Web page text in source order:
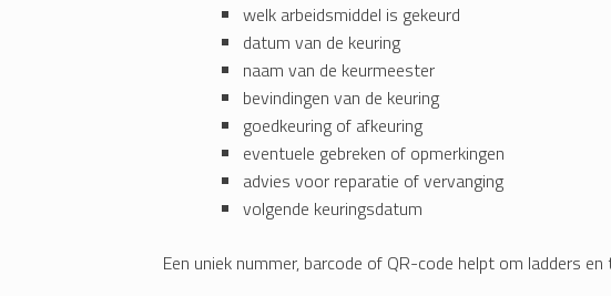
welk arbeidsmiddel is gekeurd
datum van de keuring
naam van de keurmeester
bevindingen van de keuring
goedkeuring of afkeuring
eventuele gebreken of opmerkingen
advies voor reparatie of vervanging
volgende keuringsdatum
Een uniek nummer, barcode of QR-code helpt om ladders